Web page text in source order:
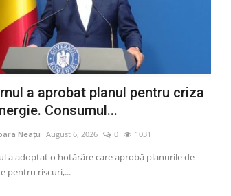
a aprobat planul pentru criza
Consumul...
Neațu August 6, 2026 0 1031
a adoptat o hotărâre care aprobă planurile de
pentru riscuri,...